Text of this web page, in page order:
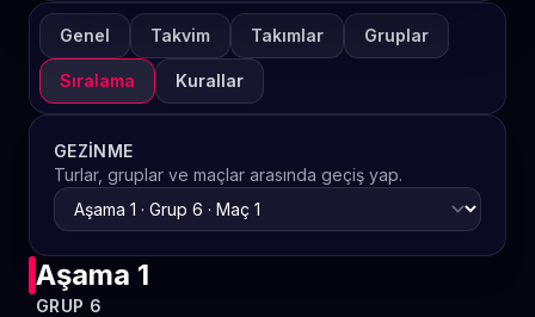
Genel Takvim Takımlar Gruplar
Sıralama Kurallar
GEZINME
Turlar, gruplar ve maçlar arasında geçiş yap.
Aşama 1
GRUP 6